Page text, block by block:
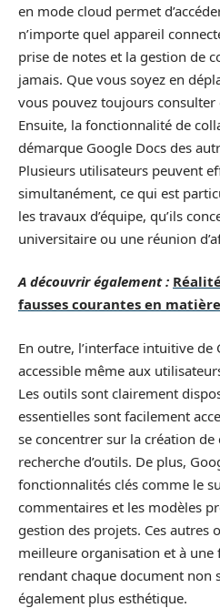
en mode cloud permet
n’importe quel appareil
prise de notes et la gestion de
jamais. Que vous soyez en
vous pouvez toujours
Ensuite, la fonctionnalité de
démarque Google Docs des
Plusieurs utilisateurs peuvent
simultanément, ce qui est
les travaux d’équipe, qu’ils
universitaire ou une réunion
A découvrir également :
fausses courantes en
En outre, l’interface intuitive de
accessible même aux
Les outils sont clairement
essentielles sont facilement
se concentrer sur la création
recherche d’outils. De plus,
fonctionnalités clés comme le
commentaires et les modèles
gestion des projets. Ces autres
meilleure organisation et à une
rendant chaque document non
également plus esthétique.